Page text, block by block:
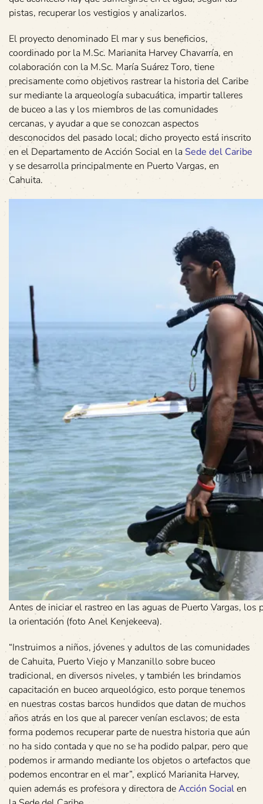
pistas, recuperar los vestigios y analizarlos.
El proyecto denominado El mar y sus beneficios,
coordinado por la M.Sc. Marianita Harvey Chavarría, en
colaboración con la M.Sc. María Suárez Toro, tiene
precisamente como objetivos rastrear la historia del Caribe
sur mediante la arqueología subacuática, impartir talleres
de buceo a las y los miembros de las comunidades
cercanas, y ayudar a que se conozcan aspectos
desconocidos del pasado local; dicho proyecto está inscrito
en el Departamento de Acción Social en la Sede del Caribe
y se desarrolla principalmente en Puerto Vargas, en
Cahuita.
Antes de iniciar el rastreo en las aguas de Puerto Vargas,
la orientación (foto Anel Kenjekeeva).
“Instruimos a niños, jóvenes y adultos de las comunidades
de Cahuita, Puerto Viejo y Manzanillo sobre buceo
tradicional, en diversos niveles, y también les brindamos
capacitación en buceo arqueológico, esto porque tenemos
en nuestras costas barcos hundidos que datan de muchos
años atrás en los que al parecer venían esclavos; de esta
forma podemos recuperar parte de nuestra historia que aún
no ha sido contada y que no se ha podido palpar, pero que
podemos ir armando mediante los objetos o artefactos que
podemos encontrar en el mar”, explicó Marianita Harvey,
quien además es profesora y directora deAcción Socialen